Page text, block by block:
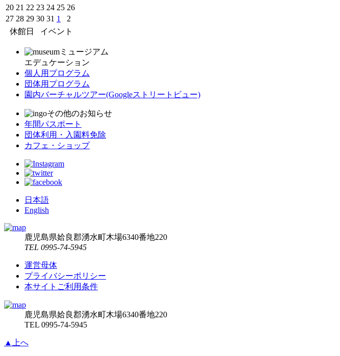
20 21 22 23 24 25 26
27 28 29 30 31 1
2
休館日
イベント
ミュージアム
エデュケーション
個人用プログラム
団体用プログラム
園内バーチャルツアー(Googleストリートビュー)
その他のお知らせ
年間パスポート
団体利用・入園料免除
カフェ・ショップ
日本語
English
鹿児島県姶良郡湧水町木場6340番地220
TEL 0995-74-5945
運営母体
プライバシーポリシー
本サイトご利用条件
鹿児島県姶良郡湧水町木場6340番地220
TEL 0995-74-5945
▲上へ